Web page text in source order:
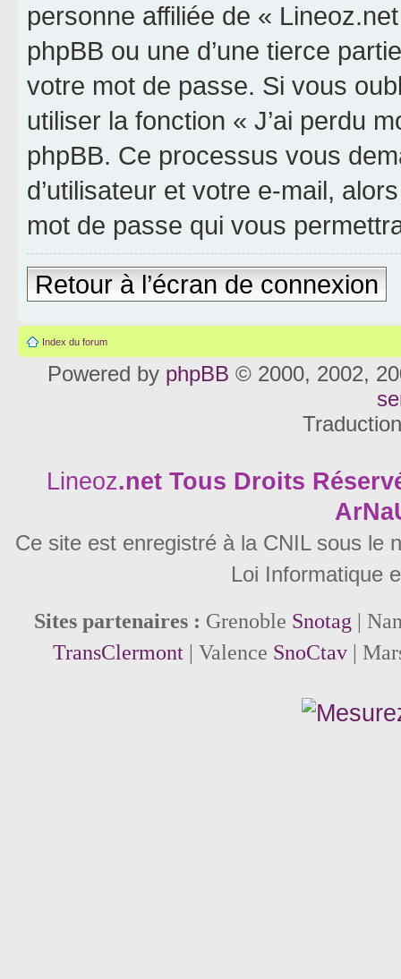
personne affiliée de «
phpBB ou une d’une tierce
votre mot de passe. Si vous
utiliser la fonction « J’ai perdu
phpBB. Ce processus vous
d’utilisateur et votre e-mail,
mot de passe qui vous
Retour à l’écran de connexion
Index du forum
Powered by phpBB © 2000, 2002,
Lineoz.net Tous Droits
Ce site est enregistré à la CNIL sous le
Loi Informatique
Sites partenaires : Grenoble Snotag |
TransClermont| Valence SnoCtav|